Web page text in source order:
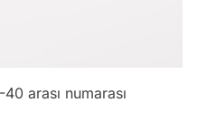
arası numarası